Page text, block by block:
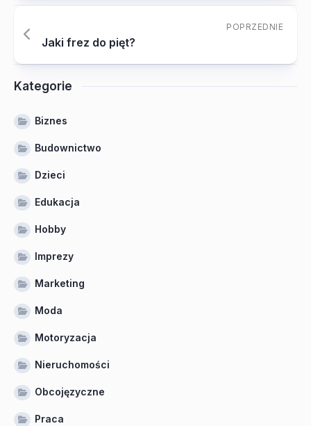
POPRZEDNIE
Jaki frez do pięt?
Kategorie
Biznes
Budownictwo
Dzieci
Edukacja
Hobby
Imprezy
Marketing
Moda
Motoryzacja
Nieruchomości
Obcojęzyczne
Praca